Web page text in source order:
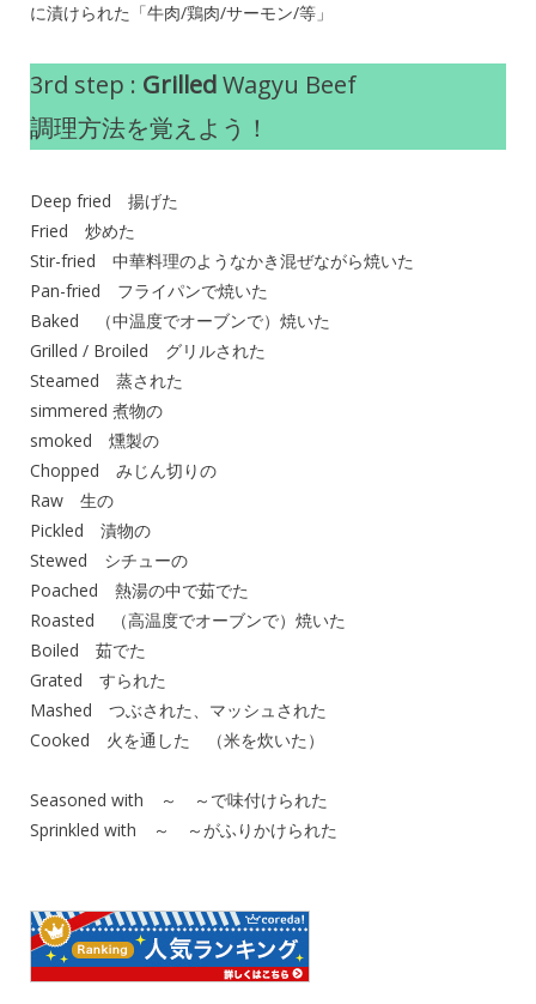
に漬けられた「牛肉/鶏肉/サーモン/等」
3rd step : GrilledWagyu Beef
調理方法を覚えよう！
Deep fried 揚げた
Fried 炒めた
Stir-fried 中華料理のようなかき混ぜながら焼いた
Pan-fried フライパンで焼いた
Baked （中温度でオーブンで）焼いた
Grilled / Broiled グリルされた
Steamed 蒸された
simmered 煮物の
smoked 燻製の
Chopped みじん切りの
Raw 生の
Pickled 漬物の
Stewed シチューの
Poached 熱湯の中で茹でた
Roasted （高温度でオーブンで）焼いた
Boiled 茹でた
Grated すられた
Mashed つぶされた、マッシュされた
Cooked 火を通した （米を炊いた）
Seasoned with ～ ～で味付けられた
Sprinkled with ～ ～がふりかけられた